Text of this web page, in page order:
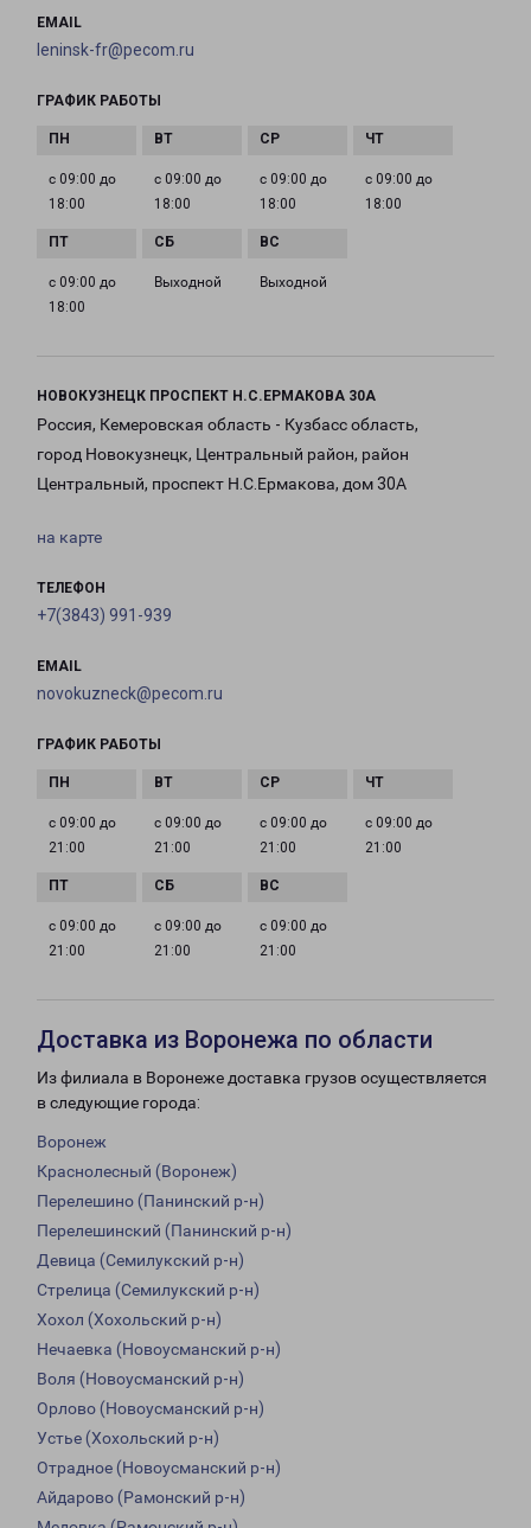
EMAIL
leninsk-fr@pecom.ru
ГРАФИК РАБОТЫ
с 09:00 до
18:00
с 09:00 до
18:00
с 09:00 до
18:00
с 09:00 до
18:00
с 09:00 до
18:00
Выходной Выходной
НОВОКУЗНЕЦК ПРОСПЕКТ Н.С.ЕРМАКОВА 30А
Россия, Кемеровская область - Кузбасс область,
город Новокузнецк, Центральный район, район
Центральный, проспект Н.С.Ермакова, дом 30А
на карте
ТЕЛЕФОН
+7(3843) 991-939
EMAIL
novokuzneck@pecom.ru
ГРАФИК РАБОТЫ
с 09:00 до
21:00
с 09:00 до
21:00
с 09:00 до
21:00
с 09:00 до
21:00
с 09:00 до
21:00
с 09:00 до
21:00
с 09:00 до
21:00
Доставка из Воронежа по области
Из филиала в Воронеже доставка грузов осуществляется
в следующие города:
Воронеж
Краснолесный (Воронеж)
Перелешино (Панинский р-н)
Перелешинский (Панинский р-н)
Девица (Семилукский р-н)
Стрелица (Семилукский р-н)
Хохол (Хохольский р-н)
Нечаевка (Новоусманский р-н)
Воля (Новоусманский р-н)
Орлово (Новоусманский р-н)
Устье (Хохольский р-н)
Отрадное (Новоусманский р-н)
Айдарово (Рамонский р-н)